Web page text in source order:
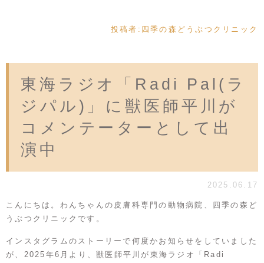
投稿者: 四季の森どうぶつクリニック
東海ラジオ「Radi Pal(ラ
ジパル)」に獣医師平川が
コメンテーターとして出
演中
2025.06.17
こんにちは。わんちゃんの皮膚科専門の動物病院、四季の森ど
うぶつクリニックです。
インスタグラムのストーリーで何度かお知らせをしていました
が、2025年6月より、獣医師平川が東海ラジオ「Radi